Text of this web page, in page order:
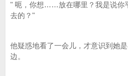
" 呃，你想……放在哪里？我是说
去的？"
他疑惑地看了一会儿，才意识到她
边。